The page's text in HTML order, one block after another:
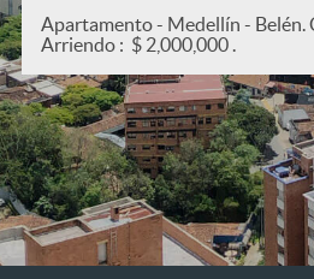
Apartamento -
Arriendo : $ 2,200,000 .